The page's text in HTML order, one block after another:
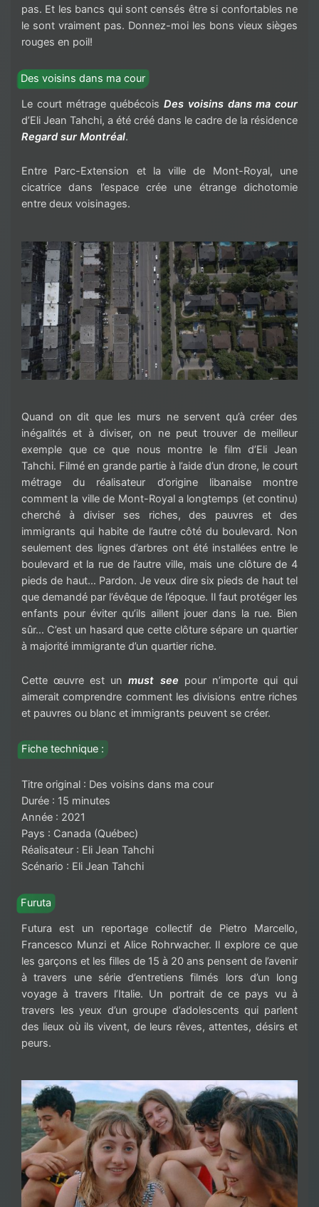
pas. Et les bancs qui sont censés être si confortables ne
le sont vraiment pas. Donnez-moi les bons vieux sièges
rouges en poil!
Des voisins dans ma cour
Le court métrage québécois Des voisins dans ma cour
d’Eli Jean Tahchi, a été créé dans le cadre de la résidence
Regard sur Montréal.
Entre Parc-Extension et la ville de Mont-Royal, une
cicatrice dans l’espace crée une étrange dichotomie
entre deux voisinages.
Quand on dit que les murs ne servent qu’à créer des
inégalités et à diviser, on ne peut trouver de meilleur
exemple que ce que nous montre le film d’Eli Jean
Tahchi. Filmé en grande partie à l’aide d’un drone, le court
métrage du réalisateur d’origine libanaise montre
comment la ville de Mont-Royal a longtemps (et continu)
cherché à diviser ses riches, des pauvres et des
immigrants qui habite de l’autre côté du boulevard. Non
seulement des lignes d’arbres ont été installées entre le
boulevard et la rue de l’autre ville, mais une clôture de 4
pieds de haut… Pardon. Je veux dire six pieds de haut tel
que demandé par l’évêque de l’époque. Il faut protéger les
enfants pour éviter qu’ils aillent jouer dans la rue. Bien
sûr… C’est un hasard que cette clôture sépare un quartier
à majorité immigrante d’un quartier riche.
Cette œuvre est unmust see pour n’importe qui qui
aimerait comprendre comment les divisions entre riches
et pauvres ou blanc et immigrants peuvent se créer.
Fiche technique :
Titre original : Des voisins dans ma cour
Durée : 15 minutes
Année : 2021
Pays : Canada (Québec)
Réalisateur : Eli Jean Tahchi
Scénario : Eli Jean Tahchi
Furuta
Futura est un reportage collectif de Pietro Marcello,
Francesco Munzi et Alice Rohrwacher. Il explore ce que
les garçons et les filles de 15 à 20 ans pensent de l’avenir
à travers une série d’entretiens filmés lors d’un long
voyage à travers l’Italie. Un portrait de ce pays vu à
travers les yeux d’un groupe d’adolescents qui parlent
des lieux où ils vivent, de leurs rêves, attentes, désirs et
peurs.